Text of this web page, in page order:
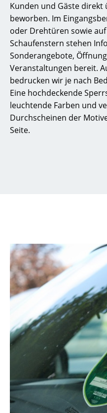
Kunden und Gäste direkt
beworben. Im
oder Drehtüren sowie
Schaufenstern stehen
Sonderangebote,
Veranstaltungen bereit.
bedrucken wir je nach
Eine hochdeckende
leuchtende Farben und
Durchscheinen der
Seite.